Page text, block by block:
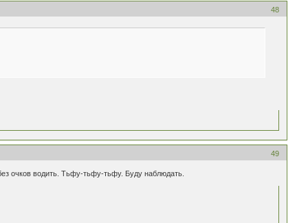
48
49
очков водить. Тьфу-тьфу-тьфу. Буду наблюдать.